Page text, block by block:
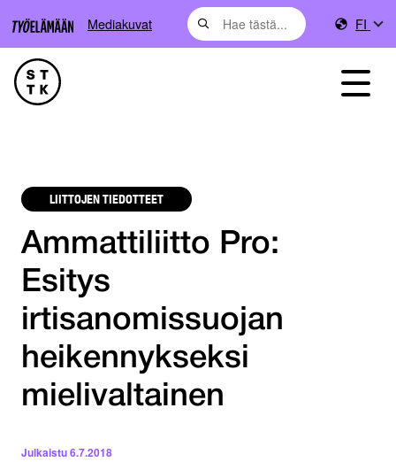
Mediakuvat FI
LIITTOJEN TIEDOTTEET
Ammattiliitto Pro:
Esitys
irtisanomissuojan
heikennykseksi
mielivaltainen
Julkaistu6.7.2018